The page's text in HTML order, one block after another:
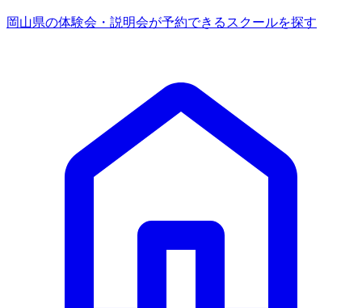
岡山県の体験会・説明会が予約できるスクールを探す